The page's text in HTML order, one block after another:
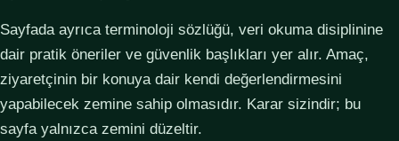
Sayfada ayrıca terminoloji sözlüğü, veri okuma disiplinine
dair pratik öneriler ve güvenlik başlıkları yer alır. Amaç,
ziyaretçinin bir konuya dair kendi değerlendirmesini
yapabilecek zemine sahip olmasıdır. Karar sizindir; bu
sayfa yalnızca zemini düzeltir.